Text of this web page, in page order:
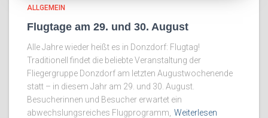
ALLGEMEIN
Flugtage am 29. und 30. August
Alle Jahre wieder heißt es in Donzdorf: Flugtag!
Traditionell findet die beliebte Veranstaltung der
Fliegergruppe Donzdorf am letzten Augustwochenende
statt – in diesem Jahr am 29. und 30. August.
Besucherinnen und Besucher erwartet ein
abwechslungsreiches Flugprogramm, Weiterlesen